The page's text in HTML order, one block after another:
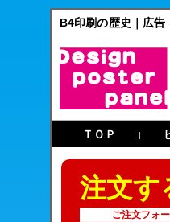
B4印刷の歴史｜広告
ＴＯＰ |
注文す
ご注文フォ